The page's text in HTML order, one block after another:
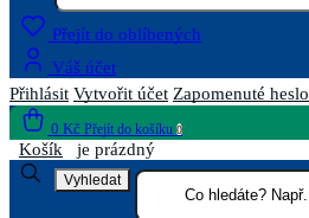
Přejít do oblíbených
Váš účet
Přihlásit Vytvořit účet Zapomenuté heslo
0 Kč Přejít do košíku 0
Košík je prázdný
Vyhledat